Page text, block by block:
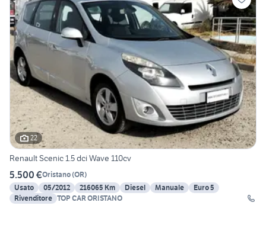
22
Renault Scenic 1.5 dci Wave 110cv
5.500 €Oristano(OR)
Usato
05/2012 216065 Km Diesel Manuale
Euro 5
Rivenditore TOP CAR ORISTANO